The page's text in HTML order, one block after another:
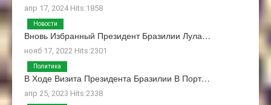
апр 17, 2024 Hits:1858
Вновь Избранный Президент Бразилии Лула…
нояб 17, 2022 Hits:2301
Новости
В Ходе Визита Президента Бразилии В Порт…
апр 25, 2023 Hits:2338
Политика